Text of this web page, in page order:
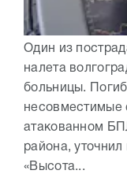
Один из
налета
больницы.
несовместимые
атакованном
района,
«Высота...